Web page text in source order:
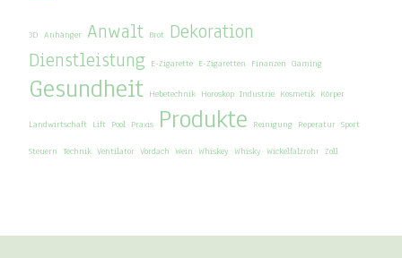
3D Anhänger Anwalt Brot Dekoration
Dienstleistung E-Zigarette E-Zigaretten Finanzen Gaming
Gesundheit Hebetechnik Horoskop Industrie Kosmetik Körper
Landwirtschaft Lift Pool Praxis Produkte Reinigung Reperatur Sport
Steuern Technik Ventilator Vordach Wein Whiskey Whisky Wickelfalzrohr Zoll